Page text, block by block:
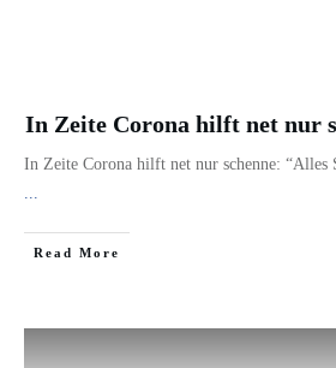
In Zeite Corona hilft net nur
In Zeite Corona hilft net nur schenne: “Alles
...
​Read More